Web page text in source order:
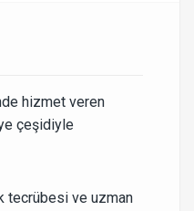
hizmet veren
çeşidiyle
tecrübesi ve uzman